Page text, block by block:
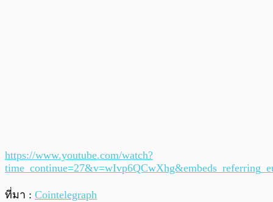
https://www.youtube.com/watch?
ที่มา : Cointelegraph